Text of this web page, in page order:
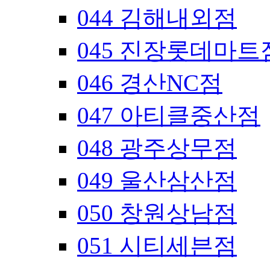
044 김해내외점
045 진장롯데마트
046 경산NC점
047 아티클중산점
048 광주상무점
049 울산삼산점
050 창원상남점
051 시티세븐점